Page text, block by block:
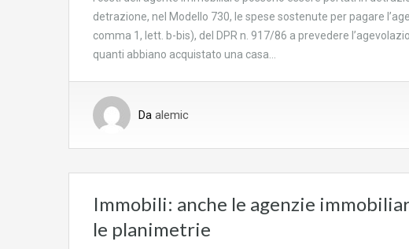
detrazione, nel Modello 730, le spese sostenute per pagare
comma 1, lett. b-bis), del DPR n. 917/86 a prevedere
quanti abbiano acquistato una casa…
Da alemic
Immobili: anche le agenzie
le planimetrie